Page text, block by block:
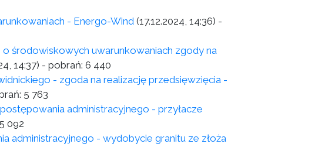
- Energo-Wind (17.12.2024, 14:36) -
o środowiskowych uwarunkowaniach zgody na
14:37) - pobrań: 6 440
- zgoda na realizację przedsięwzięcia -
5 763
administracyjnego - przyłacze
5 092
administracyjnego - wydobycie granitu ze złoża